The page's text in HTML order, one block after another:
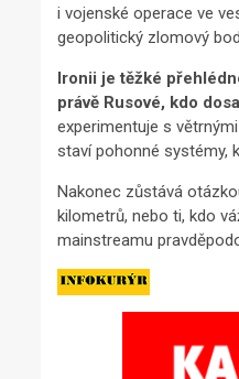
i vojenské operace ve
geopolitický zlomový
Ironii je těžké
právě Rusové, kdo
experimentuje s
staví pohonné systémy,
Nakonec zůstává
kilometrů, nebo ti, kdo
mainstreamu